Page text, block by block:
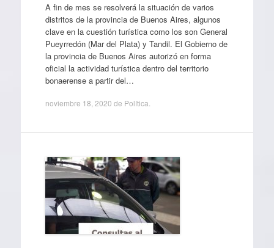
A fin de mes se resolverá la situación de varios
distritos de la provincia de Buenos Aires, algunos
clave en la cuestión turística como los son General
Pueyrredón (Mar del Plata) y Tandil. El Gobierno de
la provincia de Buenos Aires autorizó en forma
oficial la actividad turística dentro del territorio
bonaerense a partir del…
noviembre 18, 2020 de Política